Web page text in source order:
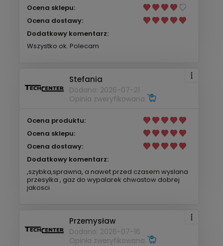
Ocena sklepu:
Ocena dostawy:
Dodatkowy komentarz:
Wszystko ok. Polecam
Stefania
Dodano: 2026-07-21
Opinia zweryfikowana
Ocena produktu:
Ocena sklepu:
Ocena dostawy:
Dodatkowy komentarz:
,szybka,sprawna, a nawet przed czasem wyslana
przesylka , gaz do wypalarek chwastow dobrej
jakosci
Przemysław
Dodano: 2026-07-16
Opinia zweryfikowana